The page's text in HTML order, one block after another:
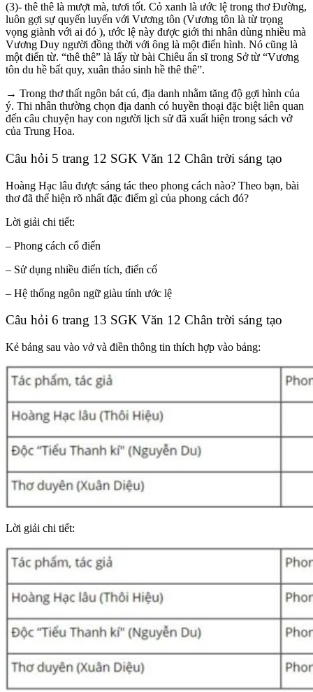
(3)- thê thê là mượt mà, tươi tốt. Cỏ xanh là ước lệ trong thơ Đường,
luôn gợi sự quyến luyến với Vương tôn (Vương tôn là từ trọng
vọng giành với ai đó ), ước lệ này được giới thi nhân dùng nhiều mà
Vương Duy người đồng thời với ông là một điển hình. Nó cũng là
một điển từ. “thê thê” là lấy từ bài Chiêu ẩn sĩ trong Sở từ “Vương
tôn du hề bất quy, xuân thảo sinh hề thê thê”.
→ Trong thơ thất ngôn bát cú, địa danh nhằm tăng độ gợi hình của
ý. Thi nhân thường chọn địa danh có huyền thoại đặc biệt liên quan
đến câu chuyện hay con người lịch sử đã xuất hiện trong sách vở
của Trung Hoa.
Câu hỏi 5 trang 12 SGK Văn 12 Chân trời sáng tạo
Hoàng Hạc lâu được sáng tác theo phong cách nào? Theo bạn, bài
thơ đã thể hiện rõ nhất đặc điểm gì của phong cách đó?
Lời giải chi tiết:
– Phong cách cổ điển
– Sử dụng nhiều điển tích, điển cố
– Hệ thống ngôn ngữ giàu tính ước lệ
Câu hỏi 6 trang 13 SGK Văn 12 Chân trời sáng tạo
Kẻ bảng sau vào vở và điền thông tin thích hợp vào bảng:
Lời giải chi tiết: